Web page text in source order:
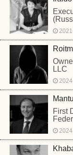
LLC
First